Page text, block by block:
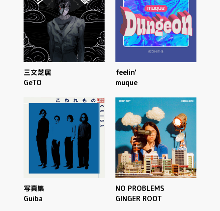
三文芝居
GeTO
feelin'
muque
写真集
Guiba
NO PROBLEMS
GINGER ROOT